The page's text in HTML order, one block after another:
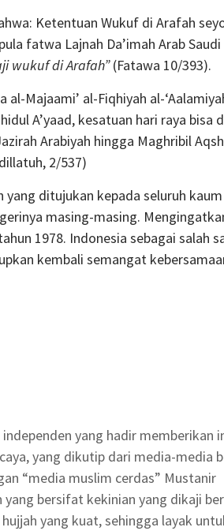
Ketentuan Wukuf di Arafah
fatwa Lajnah Da’imah Arab Saudi
wukuf di Arafah”(Fatawa 10/393).
Majaami’ al-Fiqhiyah al-
A’yaad, kesatuan hari raya bisa
Arabiyah hingga Maghribil
2/537)
ditujukan kepada seluruh
masing-masing.
1978. Indonesia sebagai salah
kembali semangat
yang hadir memberikan
yang dikutip dari media-media
“media muslim cerdas” Mustanir
bersifat kekinian yang dikaji
yang kuat, sehingga layak